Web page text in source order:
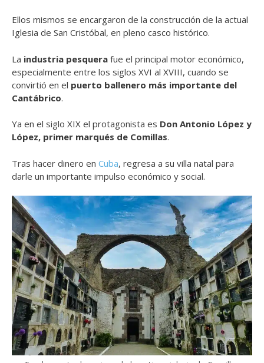
Ellos mismos se encargaron de la construcción de la actual
Iglesia de San Cristóbal, en pleno casco histórico.
La industria pesquera fue el principal motor económico,
especialmente entre los siglos XVI al XVIII, cuando se
convirtió en el puerto ballenero más importante del
Cantábrico.
Ya en el siglo XIX el protagonista es Don Antonio López y
López, primer marqués de Comillas.
Tras hacer dinero en Cuba, regresa a su villa natal para
darle un importante impulso económico y social.